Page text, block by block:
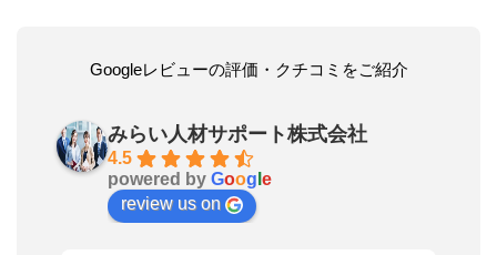
Googleレビューの評価・クチコミをご紹介
みらい人材サポート株式会社
4.5
powered by Goog e
review us on